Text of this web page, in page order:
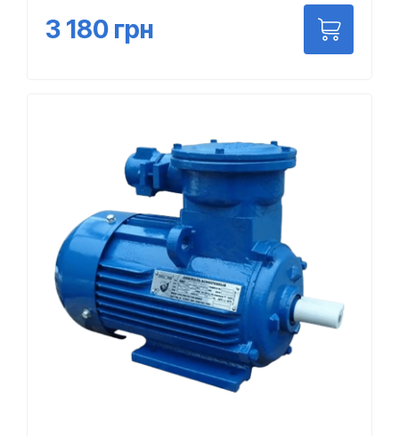
3 180 грн